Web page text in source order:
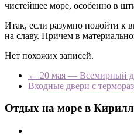
чистейшее море, особенно в
Итак, если разумно подойти к
на славу. Причем в
Нет похожих записей.
← 20 мая — Всемирный
Входные двери с
Отдых на море в